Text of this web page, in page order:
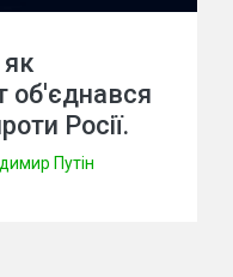
об'єднався
Росії.
Путін